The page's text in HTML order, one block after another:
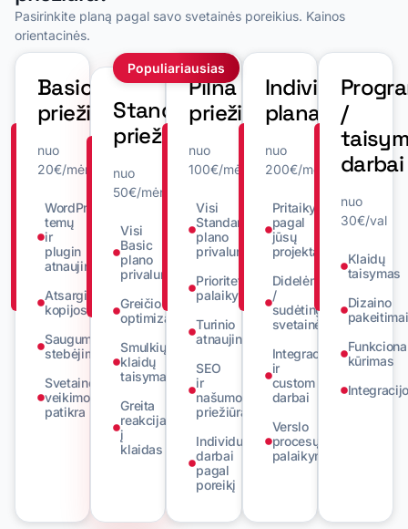
Pasirinkite planą pagal savo svetainės poreikius. Kainos
orientacinės.
Basic
priežiūra
nuo
20€/mėn
WordPress,
temų
ir
plugin
atnaujinimai
Atsarginės
kopijos
Saugumo
stebėjimas
Svetainės
veikimo
patikra
Populiariausias
Standartinė
priežiūra
nuo
50€/mėn
Visi
Basic
plano
privalumai
Greičio
optimizavimas
Smulkių
klaidų
taisymas
Greita
reakcija
į
klaidas
Pilna
priežiūra
nuo
100€/mėn
Visi
Standard
plano
privalumai
Prioritetinis
palaikymas
Turinio
atnaujinimas
SEO
ir
našumo
priežiūra
Individualūs
darbai
pagal
poreikį
Individualus
planas
nuo
200€/mėn
Pritaikyta
pagal
jūsų
projektą
Didelėms
/
sudėtingoms
svetainėms
Integracijos
ir
custom
darbai
Verslo
procesų
palaikymas
/
darbai
nuo
30€/val
Klaidų
taisymas
Dizaino
pakeitimai
kūrimas